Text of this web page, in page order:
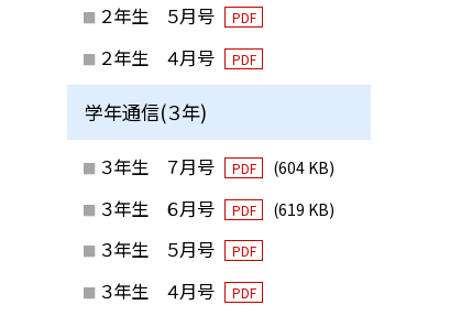
２年生 ５月号 PDF
２年生 ４月号 PDF
学年通信(３年)
３年生 ７月号 PDF (604 KB)
３年生 ６月号 PDF (619 KB)
３年生 ５月号 PDF
３年生 ４月号 PDF